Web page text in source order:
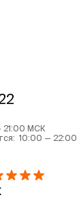
21:00 МСК
10:00 — 22:00